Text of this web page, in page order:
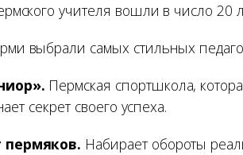
учителя вошли в число 20
выбрали самых стильных
Пермская спортшкола,
секрет своего успеха.
Набирает обороты